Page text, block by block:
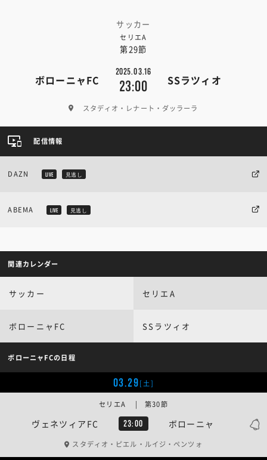
サッカー
セリエA
第29節
ボローニャFC
2025.03.16
23:00 SSラツィオ
スタディオ・レナート・ダッラーラ
配信情報
DAZN LIVE 見逃し
ABEMA LIVE 見逃し
関連カレンダー
サッカー セリエA
ボローニャFC SSラツィオ
ボローニャFCの日程
03.29[土]
ヴェネツィアFC 23:00 ボローニャ
セリエA | 第30節
スタディオ・ピエル・ルイジ・ペンツォ